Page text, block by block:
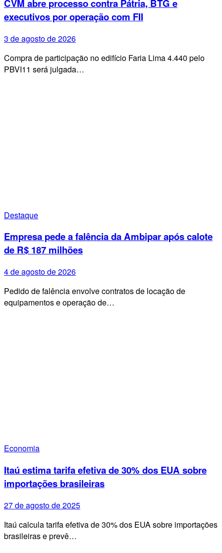
CVM abre processo contra Pátria, BTG e
executivos por operação com FII
3 de agosto de 2026
Compra de participação no edifício Faria Lima 4.440 pelo
PBVI11 será julgada…
Destaque
Empresa pede a falência da Ambipar após calote
de R$ 187 milhões
4 de agosto de 2026
Pedido de falência envolve contratos de locação de
equipamentos e operação de…
Economia
Itaú estima tarifa efetiva de 30% dos EUA sobre
importações brasileiras
27 de agosto de 2025
Itaú calcula tarifa efetiva de 30% dos EUA sobre importações
brasileiras e prevê…